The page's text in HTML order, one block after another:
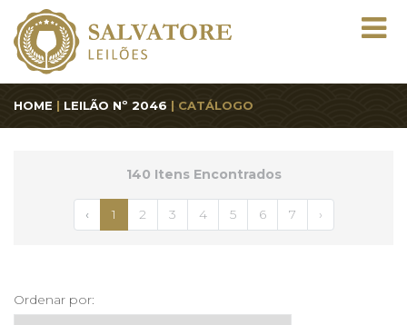
HOME | LEILÃO Nº 2046 | CATÁLOGO
140 Itens Encontrados
‹ 1 2 3 4 5 6 7 ›
Ordenar por: